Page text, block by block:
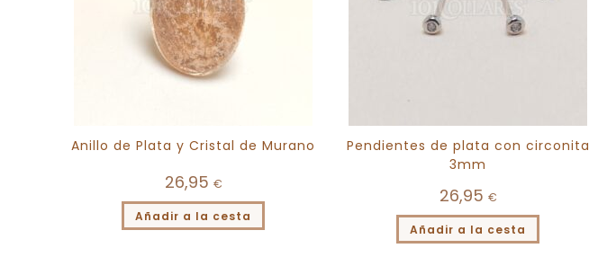
Anillo de Plata y Cristal de Murano
26,95 €
Añadir a la cesta
Pendientes de plata con circonita
3mm
26,95 €
Añadir a la cesta